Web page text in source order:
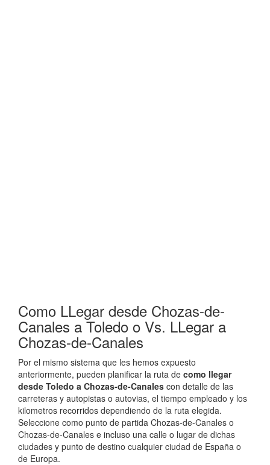
Como LLegar desde Chozas-de-
Canales a Toledo o Vs. LLegar a
Chozas-de-Canales
Por el mismo sistema que les hemos expuesto
anteriormente, pueden planificar la ruta de como llegar
desde Toledo a Chozas-de-Canales con detalle de las
carreteras y autopistas o autovias, el tiempo empleado y los
kilometros recorridos dependiendo de la ruta elegida.
Seleccione como punto de partida Chozas-de-Canales o
Chozas-de-Canales e incluso una calle o lugar de dichas
ciudades y punto de destino cualquier ciudad de España o
de Europa.